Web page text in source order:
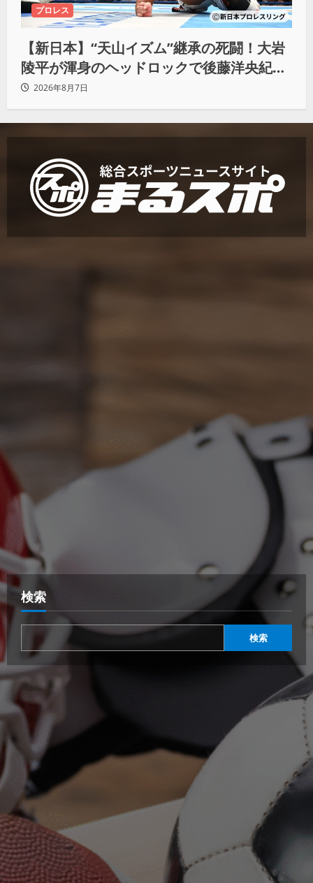
プロレス
【新日本】“天山イズム”継承の死闘！大岩
陵平が渾身のヘッドロックで後藤洋央紀か
らタップ奪取 執念の「リベンジ＆4勝目」
2026年8月7日
検索
検索